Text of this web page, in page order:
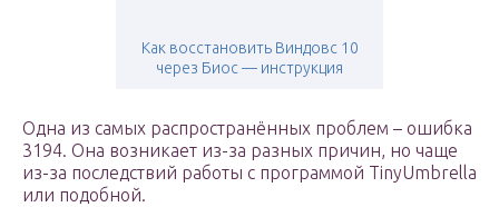
Как восстановить Виндовс 10
через Биос — инструкция
Одна из самых распространённых проблем – ошибка
3194. Она возникает из-за разных причин, но чаще
из-за последствий работы с программой TinyUmbrella
или подобной.